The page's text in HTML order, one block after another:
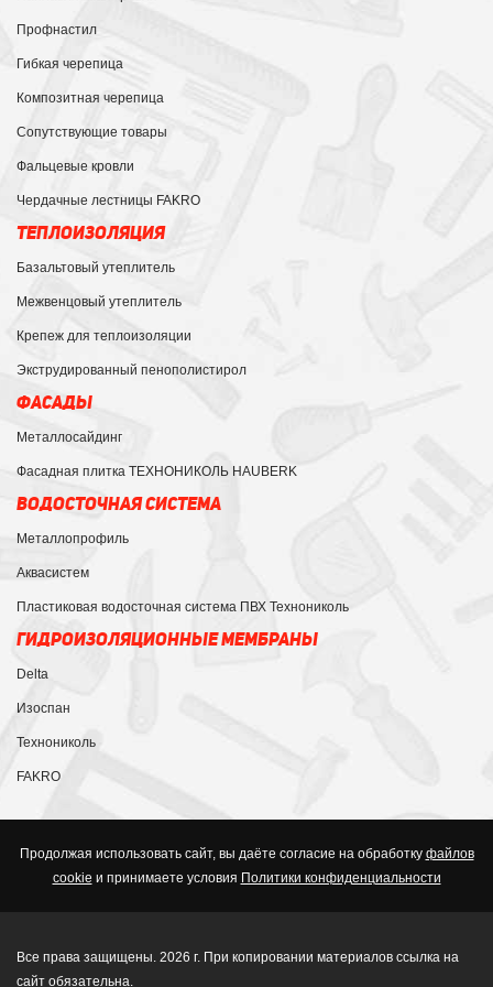
Профнастил
Гибкая черепица
Композитная черепица
Сопутствующие товары
Фальцевые кровли
Чердачные лестницы FAKRO
ТЕПЛОИЗОЛЯЦИЯ
Базальтовый утеплитель
Межвенцовый утеплитель
Крепеж для теплоизоляции
Экструдированный пенополистирол
ФАСАДЫ
Металлосайдинг
Фасадная плитка ТЕХНОНИКОЛЬ HAUBERK
ВОДОСТОЧНАЯ СИСТЕМА
Металлопрофиль
Аквасистем
Пластиковая водосточная система ПВХ Технониколь
ГИДРОИЗОЛЯЦИОННЫЕ МЕМБРАНЫ
Delta
Изоспан
Технониколь
FAKRO
Продолжая использовать сайт, вы даёте согласие на обработку файлов
cookie и принимаете условия Политики конфиденциальности
Все права защищены. 2026 г. При копировании материалов ссылка на
сайт обязательна.